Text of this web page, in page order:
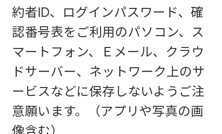
約者ID、ログインパスワード、確
認番号表をご利用のパソコン、ス
マートフォン、Ｅメール、クラウ
ドサーバー、ネットワーク上のサ
ービスなどに保存しないようご注
意願います。（アプリや写真の画
像含む）